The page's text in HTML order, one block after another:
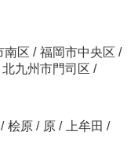
南区 / 福岡市中央区 /
北九州市門司区 /
/ 桧原 / 原 / 上牟田 /